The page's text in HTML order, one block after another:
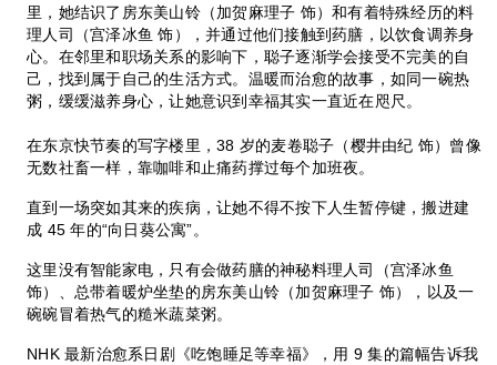
里，她结识了房东美山铃（加贺麻理子 饰）和有着特殊经历的料
理人司（宫泽冰鱼 饰），并通过他们接触到药膳，以饮食调养身
心。在邻里和职场关系的影响下，聪子逐渐学会接受不完美的自
己，找到属于自己的生活方式。温暖而治愈的故事，如同一碗热
粥，缓缓滋养身心，让她意识到幸福其实一直近在咫尺。
在东京快节奏的写字楼里，38 岁的麦卷聪子（樱井由纪 饰）曾像
无数社畜一样，靠咖啡和止痛药撑过每个加班夜。
直到一场突如其来的疾病，让她不得不按下人生暂停键，搬进建
成 45 年的“向日葵公寓”。
这里没有智能家电，只有会做药膳的神秘料理人司（宫泽冰鱼
饰）、总带着暖炉坐垫的房东美山铃（加贺麻理子 饰），以及一
碗碗冒着热气的糙米蔬菜粥。
NHK 最新治愈系日剧《吃饱睡足等幸福》，用 9 集的篇幅告诉我